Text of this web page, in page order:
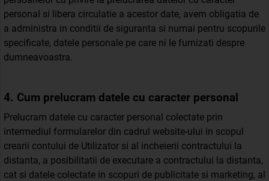
personal si libera circulatie a acestor date, avem obligatia de
a administra in conditii de siguranta si numai pentru scopurile
specificate, datele personale pe care ni le furnizati despre
dumneavoastra.
4. Cum prelucram datele cu caracter personal
Prelucram datele cu caracter personal colectate prin
intermediul formularelor din cadrul website-ului in scopul
crearii contului de Utilizator si al incheierii contractului la
distanta, a posibilitatii de executare a contractului la distanta,
cat si datele colectate in scopuri de publicitate si marketing, al